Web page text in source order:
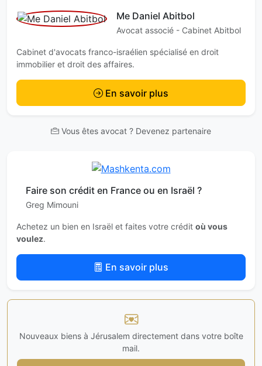
Me Daniel Abitbol
Avocat associé - Cabinet Abitbol
Cabinet d'avocats franco-israélien spécialisé en droit
immobilier et droit des affaires.
En savoir plus
Vous êtes avocat ? Devenez partenaire
Faire son crédit en France ou en Israël ?
Greg Mimouni
Achetez un bien en Israël et faites votre crédit où vous
voulez.
En savoir plus
Nouveaux biens à Jérusalem directement dans votre boîte
mail.